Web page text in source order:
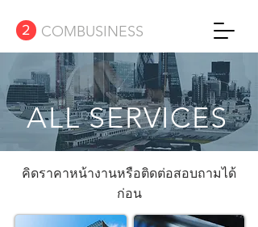
2 COMBUSINESS
ALL SERVICES
คิดราคาหน้างานหรือติดต่อสอบถามได้
ก่อน